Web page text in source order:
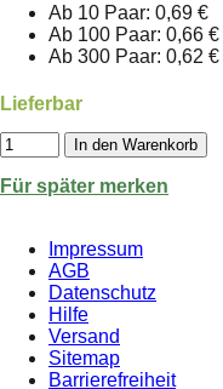
Ab 10 Paar: 0,69 €
Ab 100 Paar: 0,66 €
Ab 300 Paar: 0,62 €
Lieferbar
In den Warenkorb
Für später merken
Impressum
AGB
Datenschutz
Hilfe
Versand
Sitemap
Barrierefreiheit